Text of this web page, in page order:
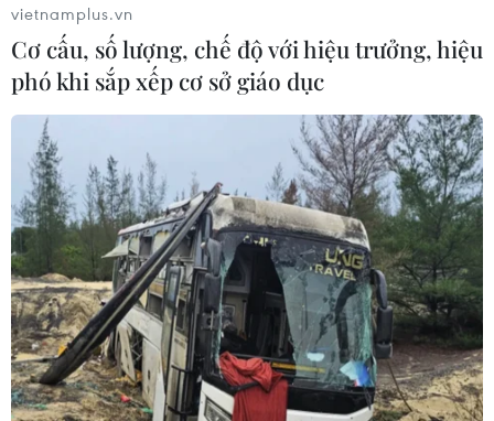
TIN CÙNG CHUYÊN MỤC
Thổ Nhĩ Kỳ tăng cường truy quét IS,
bắt giữ hơn 100 nghi phạm
07/08/2026 14:55
Tây Ban Nha triệt phá đường dây
buôn người xuyên Địa Trung Hải
07/08/2026 12:13
Hy Lạp tạm giam một thị trưởng tình
vietnamplus.vn
Cơ cấu, số lượng, chế độ với hiệu trưởng, hiệu
phó khi sắp xếp cơ sở giáo dục